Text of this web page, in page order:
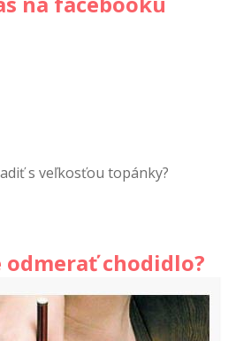
s veľkosťou topánky?
odmerať chodidlo?